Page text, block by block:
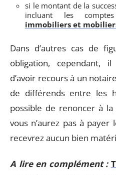
si le montant de la
incluant les
immobiliers et
Dans d’autres cas de
obligation, cependant,
d’avoir recours à un
de différends entre les
possible de renoncer à la
vous n’aurez pas à
recevrez aucun bien
A lire en complément :